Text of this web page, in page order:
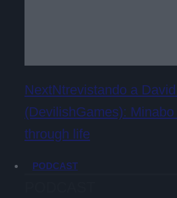
NextNtrevistando a
(DevilishGames):
through life
PODCAST